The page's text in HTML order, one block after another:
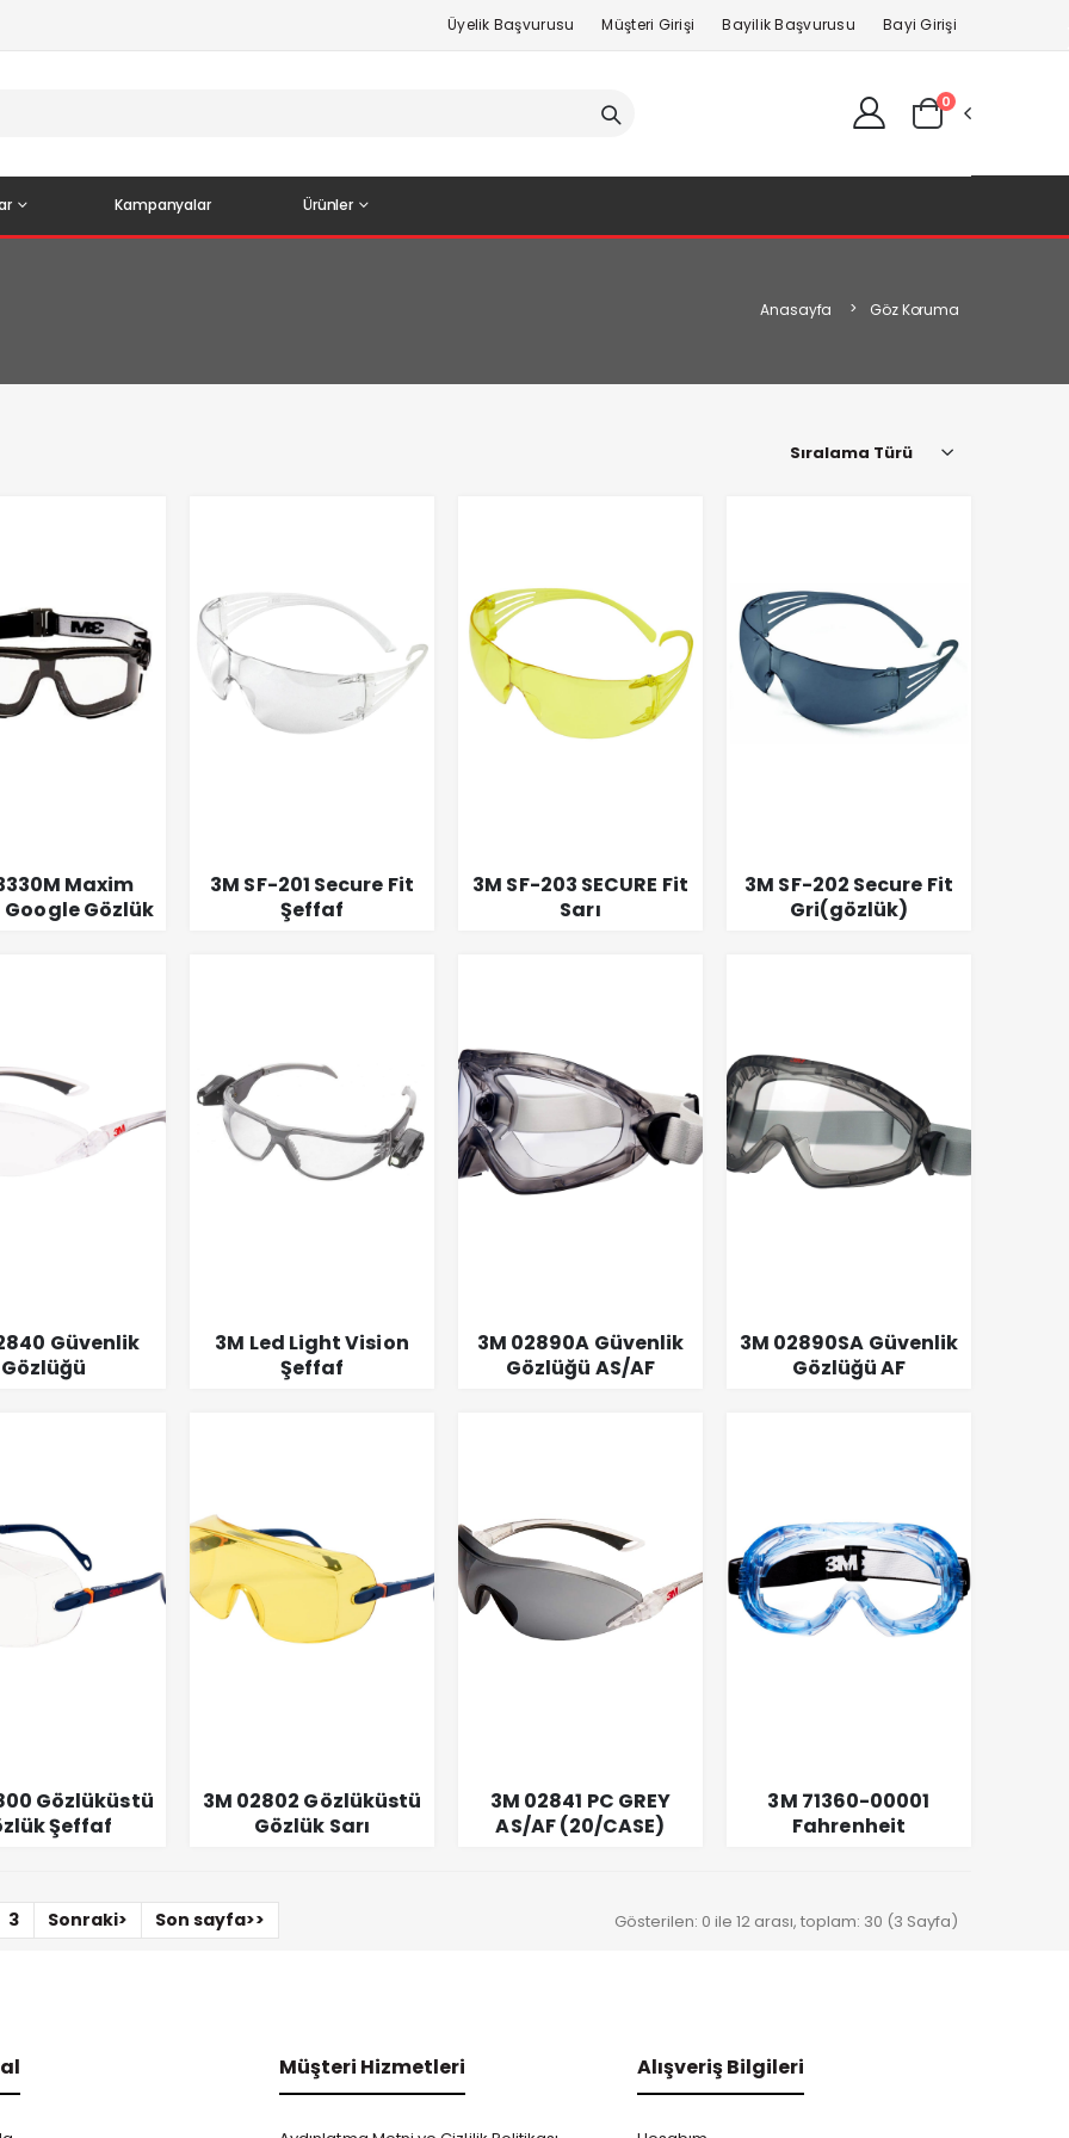
Üyelik Başvurusu Müşteri Girişi Bayilik Başvurusu Bayi Girişi
0
Kampanyalar Ürünler
Anasayfa Göz Koruma
Maxim
Gözlük
3M SF-201 Secure Fit
Şeffaf
3M SF-203 SECURE Fit
Sarı
3M SF-202 Secure Fit
Gri(gözlük)
Güvenlik
Gözlüğü
3M Led Light Vision
Şeffaf
3M 02890A Güvenlik
Gözlüğü AS/AF
3M 02890SA Güvenlik
Gözlüğü AF
Gözlüküstü
Şeffaf
3M 02802 Gözlüküstü
Gözlük Sarı
3M 02841 PC GREY
AS/AF (20/CASE)
3M 71360-00001
Fahrenheit
3 Sonraki> Son sayfa>> Gösterilen: 0 ile 12 arası, toplam: 30 (3 Sayfa)
Müşteri Hizmetleri Alışveriş Bilgileri